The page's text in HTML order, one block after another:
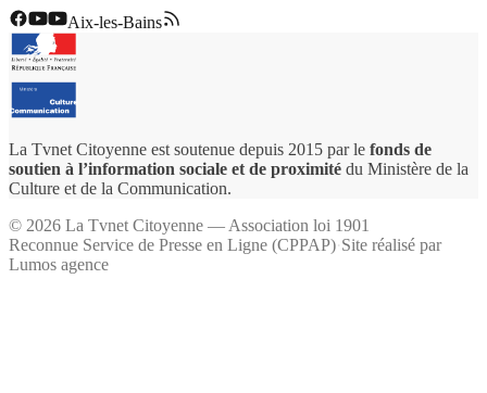
Aix-les-Bains
La Tvnet Citoyenne est soutenue depuis 2015 par le fonds de
soutien à l’information sociale et de proximité du Ministère de la
Culture et de la Communication.
© 2026 La Tvnet Citoyenne — Association loi 1901
Reconnue Service de Presse en Ligne (CPPAP)·Site réalisé par
Lumos agence